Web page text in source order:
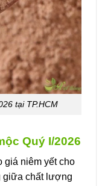
tại TP.HCM
Quý I/2026
giá niêm yết cho
giữa chất lượng